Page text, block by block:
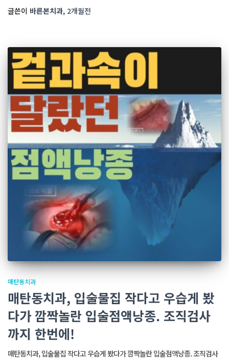
글쓴이 바른본치과, 2개월전
매탄동치과
매탄동치과, 입술물집 작다고 우습게 봤
다가 깜짝놀란 입술점액낭종. 조직검사
까지 한번에!
매탄동치과, 입술물집 작다고 우습게 봤다가 깜짝놀란 입술점액낭종. 조직검사